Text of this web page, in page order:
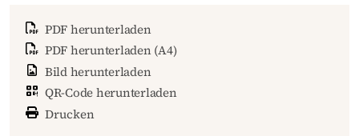
PDF herunterladen
PDF herunterladen (A4)
Bild herunterladen
QR-Code herunterladen
Drucken